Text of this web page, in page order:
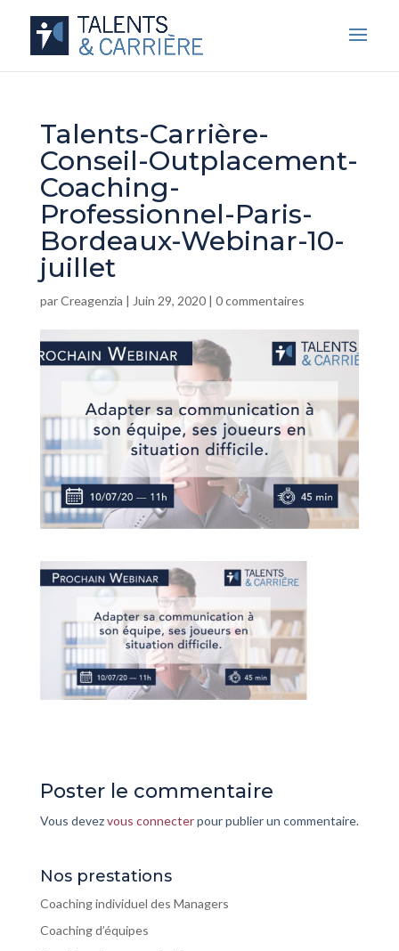
Talents-Carrière-
Conseil-Outplacement-
Coaching-
Professionnel-Paris-
Bordeaux-Webinar-10-
juillet
parCreagenzia | Juin 29, 2020| 0 commentaires
Poster le commentaire
Vous devezvous connecterpour publier un commentaire.
Nos prestations
Coaching individuel des Managers
Coaching d’équipes